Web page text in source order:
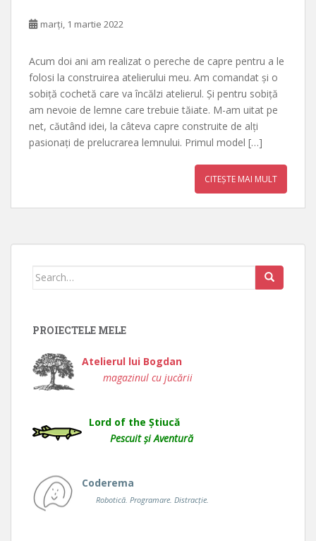
marți, 1 martie 2022
Acum doi ani am realizat o pereche de capre pentru a le
folosi la construirea atelierului meu. Am comandat și o
sobiță cochetă care va încălzi atelierul. Și pentru sobiță
am nevoie de lemne care trebuie tăiate. M-am uitat pe
net, căutând idei, la câteva capre construite de alți
pasionați de prelucrarea lemnului. Primul model […]
CITEȘTE MAI MULT
Search
PROIECTELE MELE
Atelierul lui Bogdan
magazinul cu jucării
Lord of the Știucă
Pescuit și Aventură
Coderema
Robotică. Programare. Distracție.